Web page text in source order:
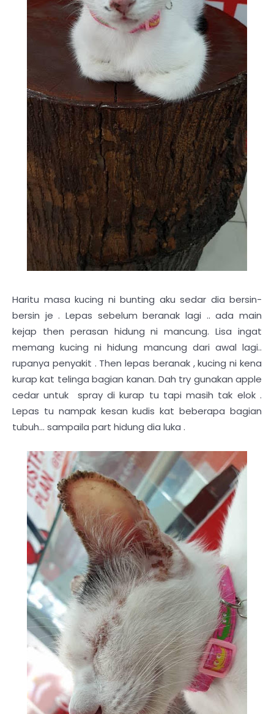
Haritu masa kucing ni bunting aku sedar dia bersin-
bersin je . Lepas sebelum beranak lagi .. ada main
kejap then perasan hidung ni mancung. Lisa ingat
memang kucing ni hidung mancung dari awal lagi..
rupanya penyakit . Then lepas beranak , kucing ni kena
kurap kat telinga bagian kanan. Dah try gunakan apple
cedar untuk spray di kurap tu tapi masih tak elok .
Lepas tu nampak kesan kudis kat beberapa bagian
tubuh... sampaila part hidung dia luka .